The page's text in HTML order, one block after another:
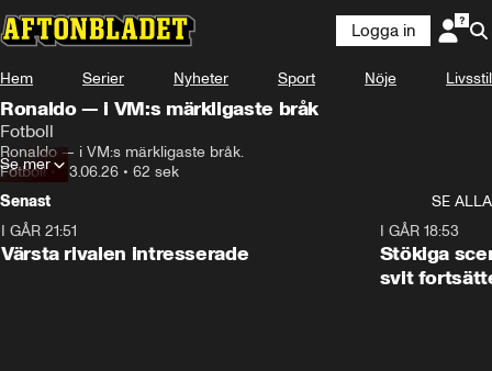
Logga in
Hem Serier Nyheter Sport Nöje Livsstil
Ronaldo — i VM:s märkligaste bråk
Fotboll
Ronaldo — i VM:s märkligaste bråk.
Fotboll•23.06.26 • 62 sek
Se mer
Senast
SE ALLA
I GÅR 21:51
Värsta rivalen intresserade
I GÅR 18:53
Stökiga
svit